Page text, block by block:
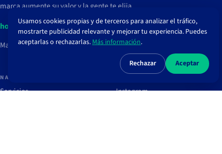
marca aumente su valor y la gente te elija.
hola@brandcrops.com
Madrid, España
NAVEGAR
Servicios
Instagram
Usamos cookies propias y de terceros para analizar el tráfico,
mostrarte publicidad relevante y mejorar tu experiencia. Puedes
aceptarlas o rechazarlas.Más información.
Rechazar Aceptar